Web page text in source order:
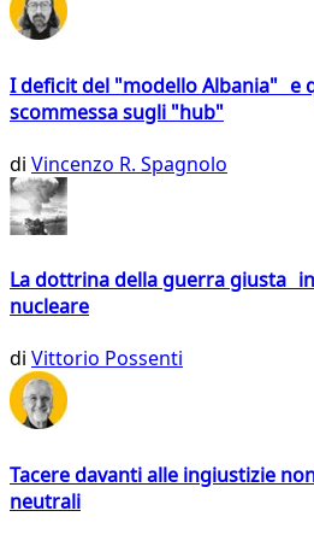
I deficit del "modello Albania" e
scommessa sugli "hub"
di Vincenzo R. Spagnolo
La dottrina della guerra giusta
nucleare
di Vittorio Possenti
Tacere davanti alle ingiustizie
neutrali